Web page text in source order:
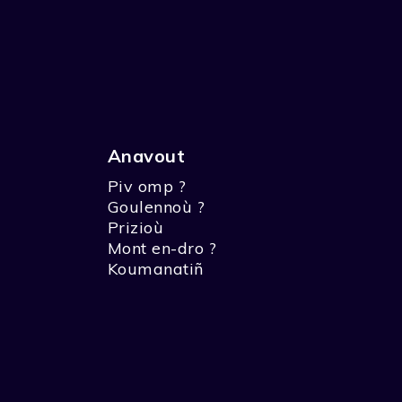
Anavout
Piv omp ?
Goulennoù ?
Prizioù
Mont en-dro ?
Koumanatiñ